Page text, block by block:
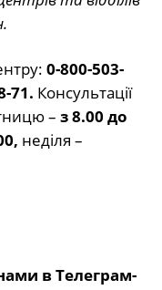
0-800-503-
71. Консультації
– з 8.00 до
неділя –
в Телеграм-